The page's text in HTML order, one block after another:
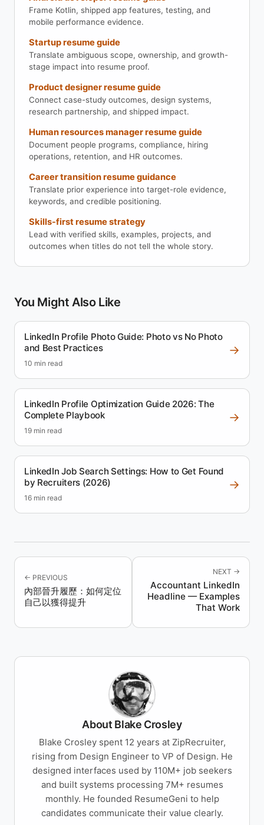
Frame Kotlin, shipped app features, testing, and
mobile performance evidence.
Startup resume guide
Translate ambiguous scope, ownership, and growth-
stage impact into resume proof.
Product designer resume guide
Connect case-study outcomes, design systems,
research partnership, and shipped impact.
Human resources manager resume guide
Document people programs, compliance, hiring
operations, retention, and HR outcomes.
Career transition resume guidance
Translate prior experience into target-role evidence,
keywords, and credible positioning.
Skills-first resume strategy
Lead with verified skills, examples, projects, and
outcomes when titles do not tell the whole story.
You Might Also Like
LinkedIn Profile Photo Guide: Photo vs No Photo
and Best Practices
10 min read
→
LinkedIn Profile Optimization Guide 2026: The
Complete Playbook
19 min read
→
LinkedIn Job Search Settings: How to Get Found
by Recruiters (2026)
16 min read
→
← PREVIOUS
內部晉升履歷：如何定位
自己以獲得提升
NEXT →
Accountant LinkedIn
Headline — Examples
That Work
About Blake Crosley
Blake Crosley spent 12 years at ZipRecruiter,
rising from Design Engineer to VP of Design. He
designed interfaces used by 110M+ job seekers
and built systems processing 7M+ resumes
monthly. He founded ResumeGeni to help
candidates communicate their value clearly.